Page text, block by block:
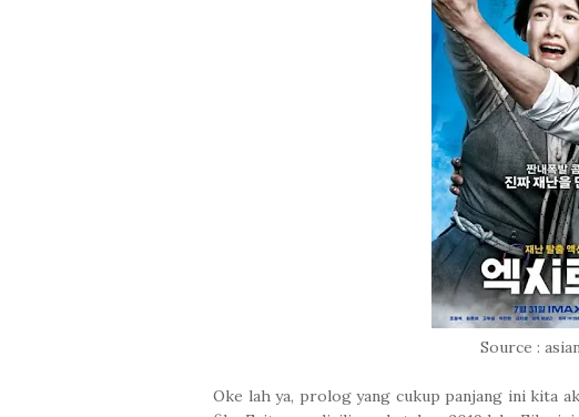
Source :
Oke lah ya, prolog yang cukup panjang ini kita